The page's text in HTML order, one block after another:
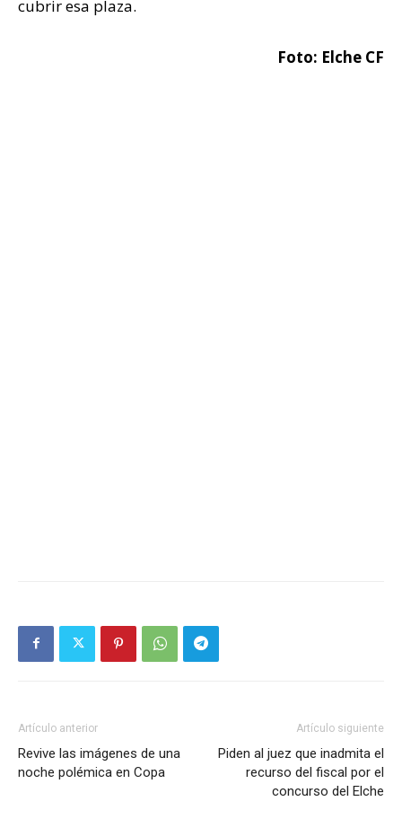
cubrir esa plaza.
Foto: Elche CF
Artículo anterior
Revive las imágenes de una
noche polémica en Copa
Artículo siguiente
Piden al juez que inadmita el
recurso del fiscal por el
concurso del Elche